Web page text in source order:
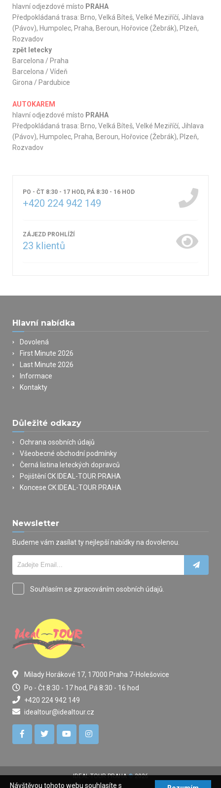
Návštěvou tohoto webu souhlasíte s
hlavní odjezdové místo PRAHA
Předpokládaná trasa: Brno, Velká Bíteš, Velké Meziříčí, Jihlava
(Pávov), Humpolec, Praha, Beroun, Hořovice (Žebrák), Plzeň,
Rozvadov
zpět letecky
Barcelona / Praha
Barcelona / Vídeň
Girona / Pardubice
AUTOKAREM
hlavní odjezdové místo PRAHA
Předpokládaná trasa: Brno, Velká Bíteš, Velké Meziříčí, Jihlava
(Pávov), Humpolec, Praha, Beroun, Hořovice (Žebrák), Plzeň,
Rozvadov
PO - ČT 8:30 - 17 HOD, PÁ 8:30 - 16 HOD
+420 224 942 149
ZÁJEZD PROHLÍŽÍ
23 klientů
Hlavní nabídka
Dovolená
First Minute 2026
Last Minute 2026
Informace
Kontakty
Důležité odkazy
Ochrana osobních údajů
Všeobecné obchodní podmínky
Černá listina leteckých dopravců
Pojištění CK IDEAL-TOUR PRAHA
Koncese CK IDEAL-TOUR PRAHA
Newsletter
Budeme vám zasílat ty nejlepší nabídky na dovolenou.
Souhlasím se zpracováním osobních údajů.
Milady Horákové 17, 17000 Praha 7-Holešovice
Po - Čt 8:30 - 17 hod, Pá 8:30 - 16 hod
+420 224 942 149
idealtour@idealtour.cz
IDEAL-TOUR PRAHA©2026